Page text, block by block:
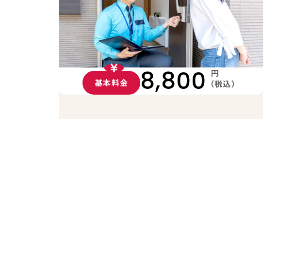
基本料金 8,800 円
（税込）